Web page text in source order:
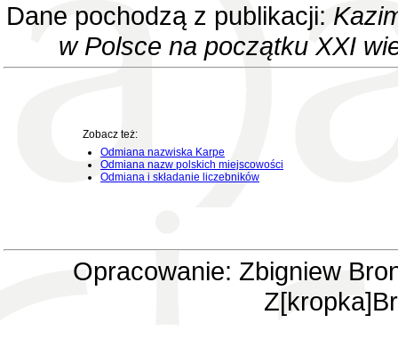
Dane pochodzą z publikacji:
w Polsce na początku XXI
Zobacz też:
Odmiana nazwiska Karpe
Odmiana nazw polskich miejscowości
Odmiana i składanie liczebników
Opracowanie: Zbigniew